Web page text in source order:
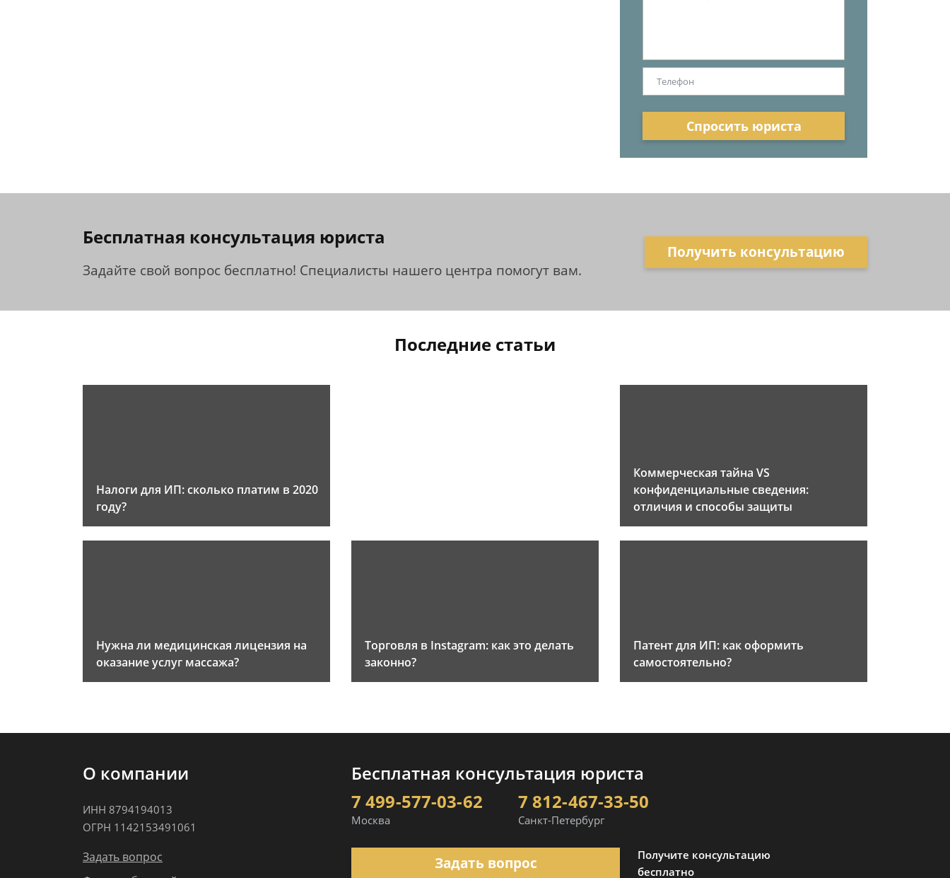
Спросить юриста
Бесплатная консультация юриста
Задайте свой вопрос бесплатно! Специалисты нашего центра помогут вам.
Получить консультацию
Последние статьи
Налоги для ИП: сколько платим в 2020
году?
Коммерческая тайна VS
конфиденциальные сведения:
отличия и способы защиты
Нужна ли медицинская лицензия на
оказание услуг массажа?
Торговля в Instagram: как это делать
законно?
Патент для ИП: как оформить
самостоятельно?
О компании
ИНН 8794194013
ОГРН 1142153491061
Задать вопрос
Бесплатная консультация юриста
7 499-577-03-62
Москва
7 812-467-33-50
Санкт-Петербург
Задать вопрос
Получите консультацию
бесплатно